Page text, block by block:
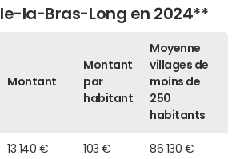
la-Bras-Long en 2024**
Montant
Montant
par
habitant
Moyenne
villages de
moins de
250
habitants
13 140 € 103 € 86 130 €